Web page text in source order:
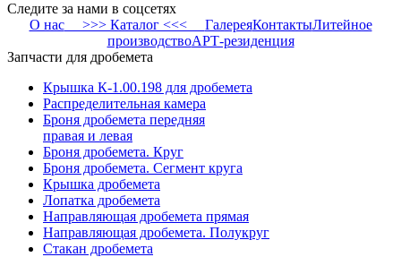
Следите за нами в соцсетях
О нас>>> Каталог <<< ГалереяКонтактыЛитейное
производствоАРТ-резиденция
Запчасти для дробемета
Крышка К-1.00.198 для дробемета
Распределительная камера
Броня дробемета передняя
правая и левая
Броня дробемета. Круг
Броня дробемета. Сегмент круга
Крышка дробемета
Лопатка дробемета
Направляющая дробемета прямая
Направляющая дробемета. Полукруг
Стакан дробемета